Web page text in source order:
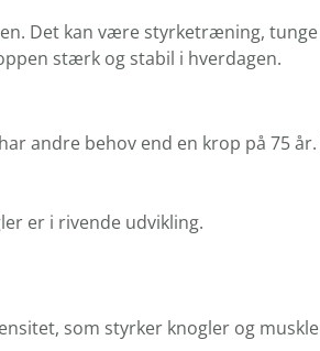
Det kan være styrketræning,
stærk og stabil i hverdagen.
andre behov end en krop på 75
er i rivende udvikling.
som styrker knogler og